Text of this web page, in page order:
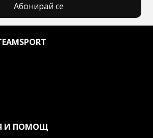
Абонирай се
И ПОМОЩ